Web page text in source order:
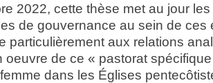
2022, cette thèse met au jour
de gouvernance au sein de ces
particulièrement aux relations
oeuvre de ce « pastorat
dans les Églises